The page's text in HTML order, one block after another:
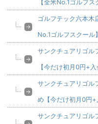
【全米No.1ゴルフス
ゴルフテック六本木
No.1ゴルフスクール】
サンクチュアリゴル
【今だけ初月0円+入
サンクチュアリゴル
め【今だけ初月0円+
サンクチュアリゴル